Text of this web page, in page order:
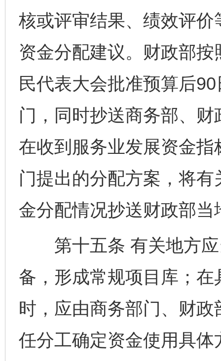
核或评审结果、绩效评
资金分配建议。财政部
民代表大会批准预算后
门，同时抄送商务部、
在收到服务业发展资金
门提出的分配方案，将
金分配情况抄送财政部
第十五条 有关地方应
备，形成常规项目库；
时，应由商务部门、财
任分工确定资金使用具